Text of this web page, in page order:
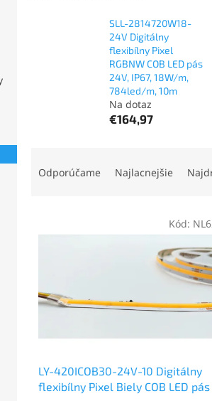
SLL-2814720W18-
24V Digitálny
flexibílny Pixel
RGBNW COB LED pás
24V, IP67, 18W/m,
784led/m, 10m
Na dotaz
€164,97
Odporúčame Najlacnejšie
p
LY-420ICOB30-24V-10 Digitálny
flexibílny Pixel Biely COB LED pás
Kód: